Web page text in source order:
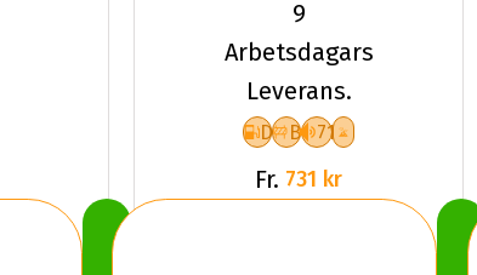
6
9
Arbetsdagars
Leverans.
D B 71
Fr. 731 kr